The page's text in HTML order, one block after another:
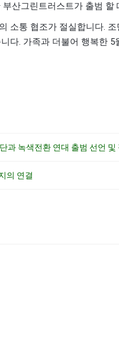
부산그린트러스트가 출범
소통 협조가 절실합니다. 조
다. 가족과 더불어 행복한 5
과 녹색전환 연대 출범 선언 및
의 연결